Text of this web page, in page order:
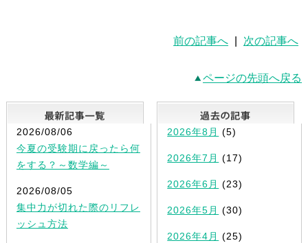
前の記事へ 次の記事へ
ページの先頭へ戻る
最新記事一覧
2026/08/06
今夏の受験期に戻ったら何
をする？～数学編～
2026/08/05
集中力が切れた際のリフレ
ッシュ方法
2026年8月 (5)
2026年7月 (17)
2026年6月 (23)
2026年5月 (30)
2026年4月 (25)